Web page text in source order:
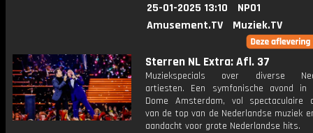
25-01-2025 13:10
NPO1
Amusement.TV
Muziek.TV
Sterren NL Extra: Afl. 37
Muziekspecials over diverse
artiesten. Een symfonische avond in
Dome Amsterdam, vol spectaculaire
van de top van de Nederlandse muziek
aandacht voor grote Nederlandse hits.